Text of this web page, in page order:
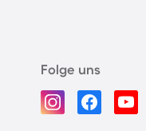
Folge uns